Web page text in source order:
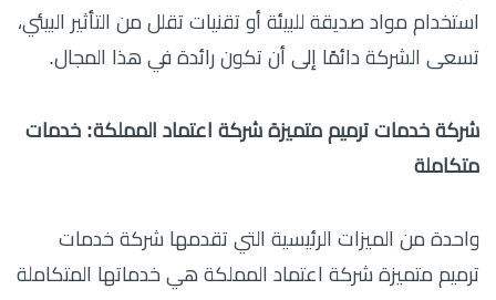
استخدام مواد صديقة للبيئة أو تقنيات تقلل من التأثير البيئي،
تسعى الشركة دائمًا إلى أن تكون رائدة في هذا المجال.
شركة خدمات ترميم متميزة شركة اعتماد المملكة: خدمات
متكاملة
واحدة من الميزات الرئيسية التي تقدمها شركة خدمات
ترميم متميزة شركة اعتماد المملكة هي خدماتها المتكاملة